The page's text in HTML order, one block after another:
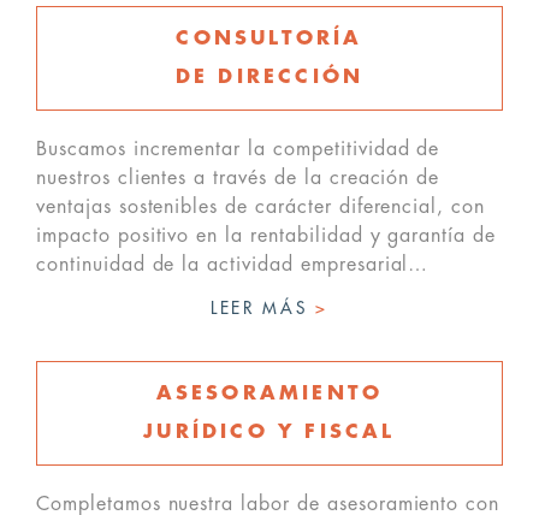
CONSULTORÍA
DE DIRECCIÓN
Buscamos incrementar la competitividad de
nuestros clientes a través de la creación de
ventajas sostenibles de carácter diferencial, con
impacto positivo en la rentabilidad y garantía de
continuidad de la actividad empresarial…
LEER MÁS>
ASESORAMIENTO
JURÍDICO Y FISCAL
Completamos nuestra labor de asesoramiento con